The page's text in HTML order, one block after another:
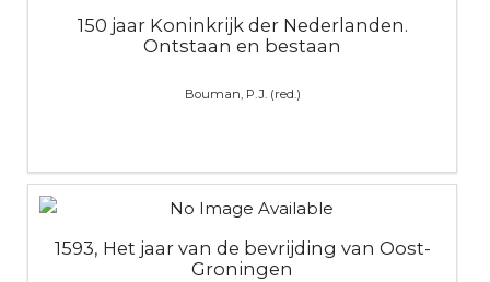
150 jaar Koninkrijk der Nederlanden.
Ontstaan en bestaan
Bouman, P.J. (red.)
1593, Het jaar van de bevrijding van Oost-
Groningen